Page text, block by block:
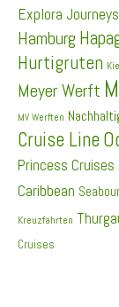
Explora Journeys
Hamburg
Hurtigruten
Meyer Werft
MV Werften
Cruise Line
Princess Cruises
Caribbean
Kreuzfahrten
Cruises